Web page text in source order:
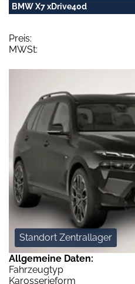
BMW X7 xDrive40d
Preis:
MWSt:
Standort Zentrallager
Allgemeine Daten:
Fahrzeugtyp
Karosserieform